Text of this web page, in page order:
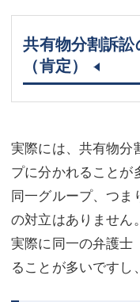
共有物分割訴
（肯定）
実際には、共有物分
プに分かれることが
同一グループ、つま
の対立はありません。
実際に同一の弁護士
ることが多いですし